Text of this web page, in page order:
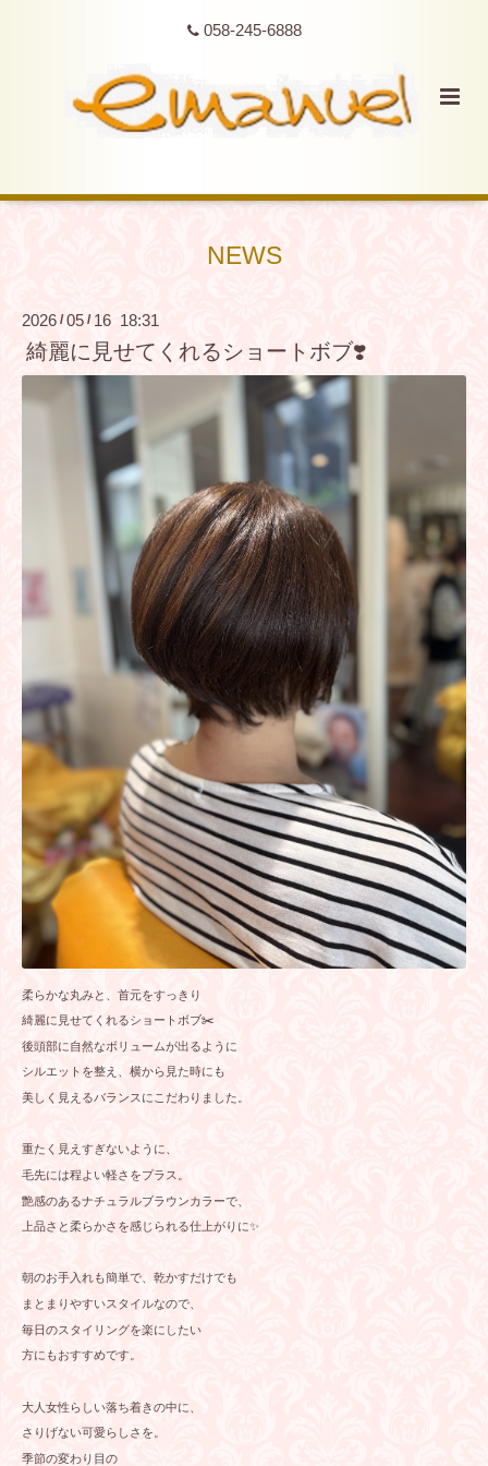
058-245-6888
NEWS
2026 /05 / 16 18:31
綺麗に見せてくれるショートボブ❣️
柔らかな丸みと、首元をすっきり
綺麗に見せてくれるショートボブ✂️
後頭部に自然なボリュームが出るように
シルエットを整え、横から見た時にも
美しく見えるバランスにこだわりました。
重たく見えすぎないように、
毛先には程よい軽さをプラス。
艶感のあるナチュラルブラウンカラーで、
上品さと柔らかさを感じられる仕上がりに✨
朝のお手入れも簡単で、乾かすだけでも
まとまりやすいスタイルなので、
毎日のスタイリングを楽にしたい
方にもおすすめです。
大人女性らしい落ち着きの中に、
さりげない可愛らしさを。
季節の変わり目の